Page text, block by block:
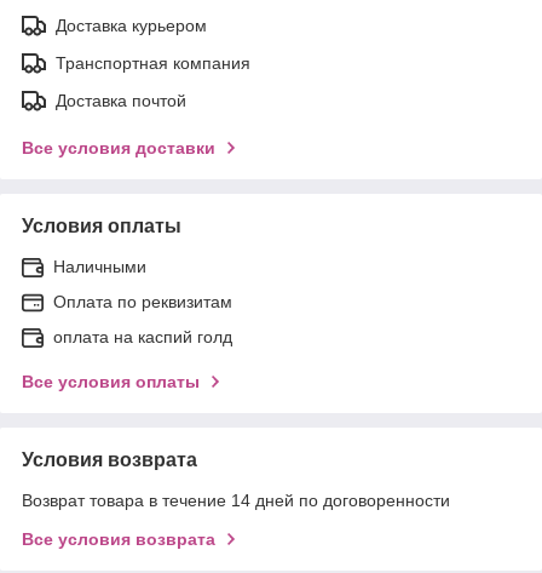
Доставка курьером
Транспортная компания
Доставка почтой
Все условия доставки
Условия оплаты
Наличными
Оплата по реквизитам
оплата на каспий голд
Все условия оплаты
Условия возврата
Возврат товара в течение 14 дней по договоренности
Все условия возврата